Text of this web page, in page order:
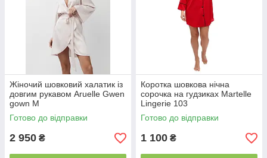
Жіночий шовковий халатик із
довгим рукавом Aruelle Gwen
gown M
Готово до відправки
2 950 ₴
Коротка шовкова нічна
сорочка на гудзиках Martelle
Lingerie 103
Готово до відправки
1 100 ₴